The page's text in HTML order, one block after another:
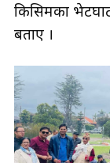
किसिमका भेटघाट
बताए ।